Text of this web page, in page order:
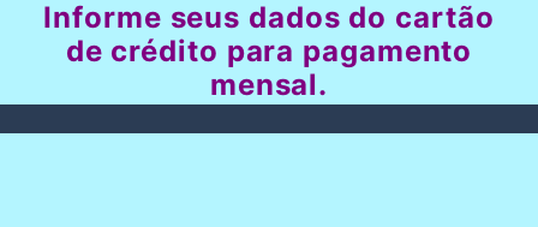
Informe seus dados do cartão
de crédito para pagamento
mensal.